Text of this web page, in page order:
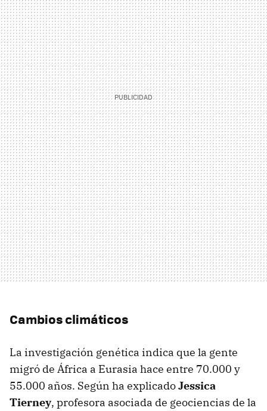
Cambios climáticos
La investigación genética indica que la gente
migró de África a Eurasia hace entre 70.000 y
55.000 años. Según ha explicadoJessica
Tierney, profesora asociada de geociencias de la